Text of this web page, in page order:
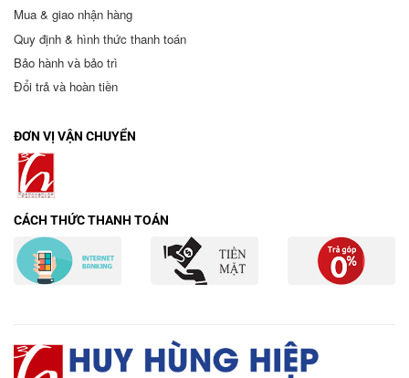
Mua & giao nhận hàng
Quy định & hình thức thanh toán
Bảo hành và bảo trì
Đổi trả và hoàn tiền
ĐƠN VỊ VẬN CHUYỂN
CÁCH THỨC THANH TOÁN